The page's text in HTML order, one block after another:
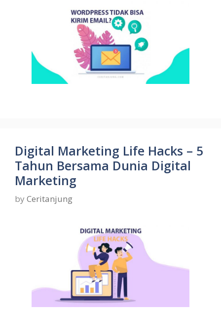
Digital Marketing Life Hacks – 5
Tahun Bersama Dunia Digital
Marketing
by Ceritanjung